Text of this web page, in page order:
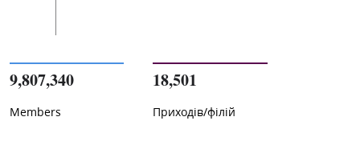
9,807,340
Members
18,501
Приходів/філій